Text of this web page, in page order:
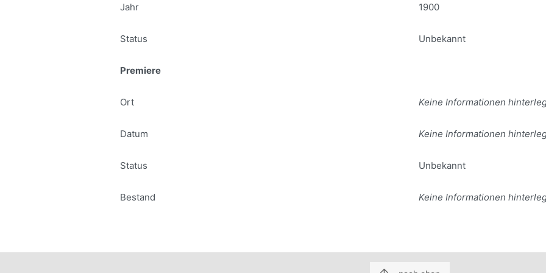
Jahr 1900
Status Unbekannt
Premiere
Ort Keine Informationen
Datum Keine Informationen
Status Unbekannt
Bestand Keine Informationen